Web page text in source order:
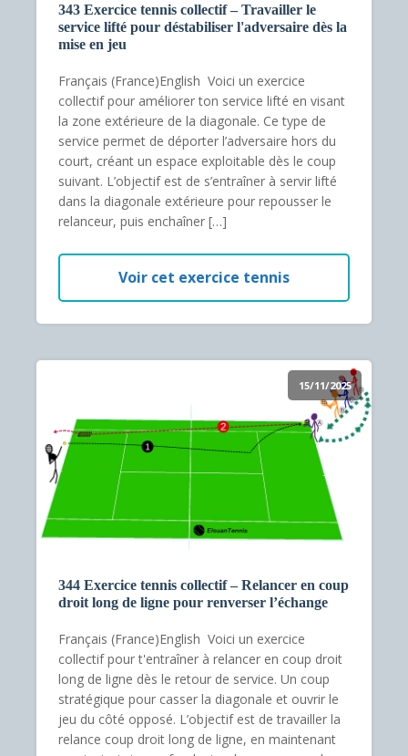
343 Exercice tennis collectif – Travailler le
service lifté pour déstabiliser l'adversaire dès la
mise en jeu
Français (France)English Voici un exercice
collectif pour améliorer ton service lifté en visant
la zone extérieure de la diagonale. Ce type de
service permet de déporter l’adversaire hors du
court, créant un espace exploitable dès le coup
suivant. L’objectif est de s’entraîner à servir lifté
dans la diagonale extérieure pour repousser le
relanceur, puis enchaîner […]
Voir cet exercice tennis
15/11/2025
344 Exercice tennis collectif – Relancer en coup
droit long de ligne pour renverser l’échange
Français (France)English Voici un exercice
collectif pour t'entraîner à relancer en coup droit
long de ligne dès le retour de service. Un coup
stratégique pour casser la diagonale et ouvrir le
jeu du côté opposé. L’objectif est de travailler la
relance coup droit long de ligne, en maintenant